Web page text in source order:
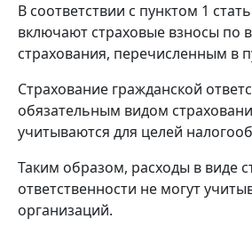
В соответствии с пунктом 1
включают страховые взносы по
страхования, перечисленным в
Страхование гражданской
обязательным видом
учитываются для целей
Таким образом, расходы в виде
ответственности не могут
организаций.